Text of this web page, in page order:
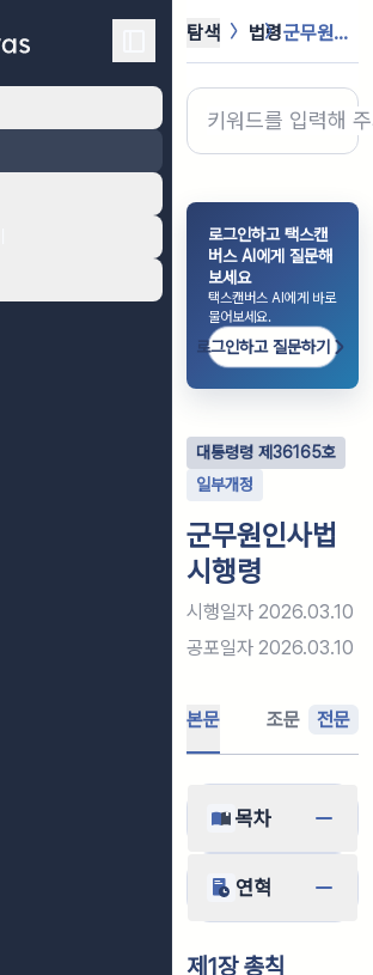
탐색 법령 군무원인사법 시행령
로그인하고 택스캔
버스 AI에게 질문해
보세요
택스캔버스 AI에게 바로
물어보세요.
로그인하고 질문하기
대통령령 제 36165호
일부개정
군무원인사법
시행령
시행일자 2026.03.10
공포일자 2026.03.10
본문 조문 전문
목차
연혁
제1장 총칙